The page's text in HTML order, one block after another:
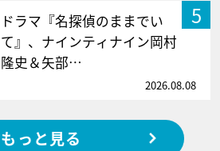
5
ドラマ『名探偵のままでい
て』、ナインティナイン岡村
隆史＆矢部…
2026.08.08
もっと見る